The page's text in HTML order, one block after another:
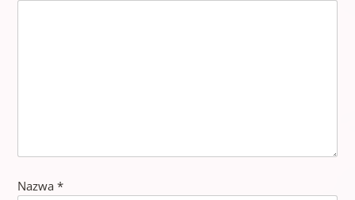
Nazwa *